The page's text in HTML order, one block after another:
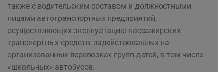
также с водительским составом и должностными
лицами автотранспортных предприятий,
осуществляющих эксплуатацию пассажирских
транспортных средств, задействованных на
организованных перевозках групп детей, в том числе
«школьных» автобусов.